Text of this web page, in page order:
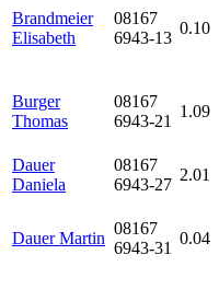
Brandmeier
Elisabeth
08167
6943-13
0.10
Burger
Thomas
08167
6943-21
1.09
Dauer
Daniela
08167
6943-27
2.01
Dauer Martin
08167
6943-31
0.04